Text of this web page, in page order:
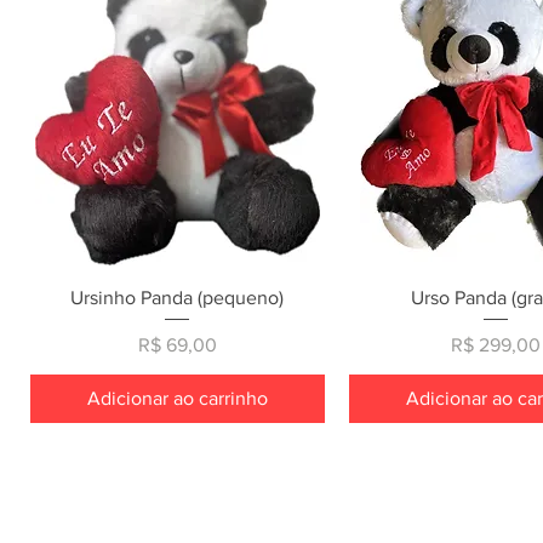
Visualização rápida
Ursinho Panda (pequeno)
Preço
R$ 69,00
Adicionar ao carrinho
Visualização
Urso Panda
Preço
R$ 299,00
Adicionar ao